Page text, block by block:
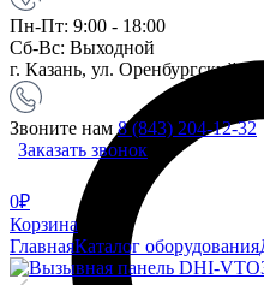
Пн-Пт: 9:00 - 18:00
Сб-Вс: Выходной
г. Казань, ул. Оренбургский
Звоните нам 8 (843) 204-12-32
Заказать звонок
0₽
Корзина
ГлавнаяКаталог оборудования